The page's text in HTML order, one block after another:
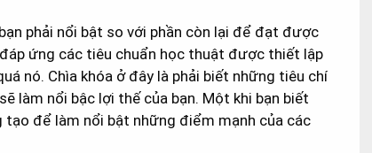
phải nổi bật so với phần còn lại để đạt được
ứng các tiêu chuẩn học thuật được thiết lập
nó. Chìa khóa ở đây là phải biết những tiêu chí
làm nổi bậc lợi thế của bạn. Một khi bạn biết
để làm nổi bật những điểm mạnh của các